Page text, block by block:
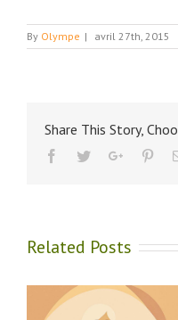
By Olympe | avril 27th, 2015
Share This Story,
Facebook
TwitterGoogle+
Related Posts